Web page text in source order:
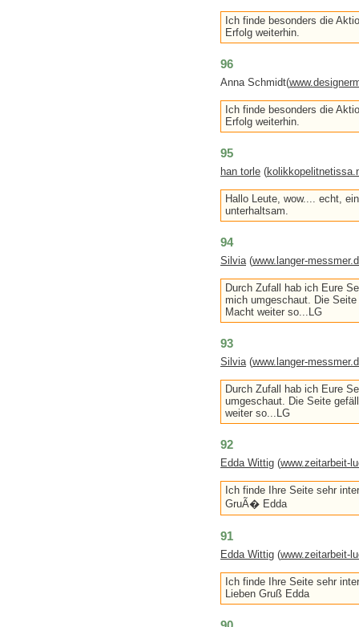
Ich finde besonders die
Erfolg weiterhin.
96
Anna Schmidt(
Ich finde besonders die
Erfolg weiterhin.
95
han torle (
Hallo Leute, wow.... echt,
unterhaltsam.
94
Silvia(www.langer-
Durch Zufall hab ich Eure
mich umgeschaut. Die
Macht weiter so...LG
93
Silvia(www.langer-
Durch Zufall hab ich Eure
umgeschaut. Die Seite
weiter so...LG
92
Edda Wittig (www.zeitarbeit-
Ich finde Ihre Seite sehr
GruÃ� Edda
91
Edda Wittig (www.zeitarbeit-
Ich finde Ihre Seite sehr
Lieben Gruß Edda